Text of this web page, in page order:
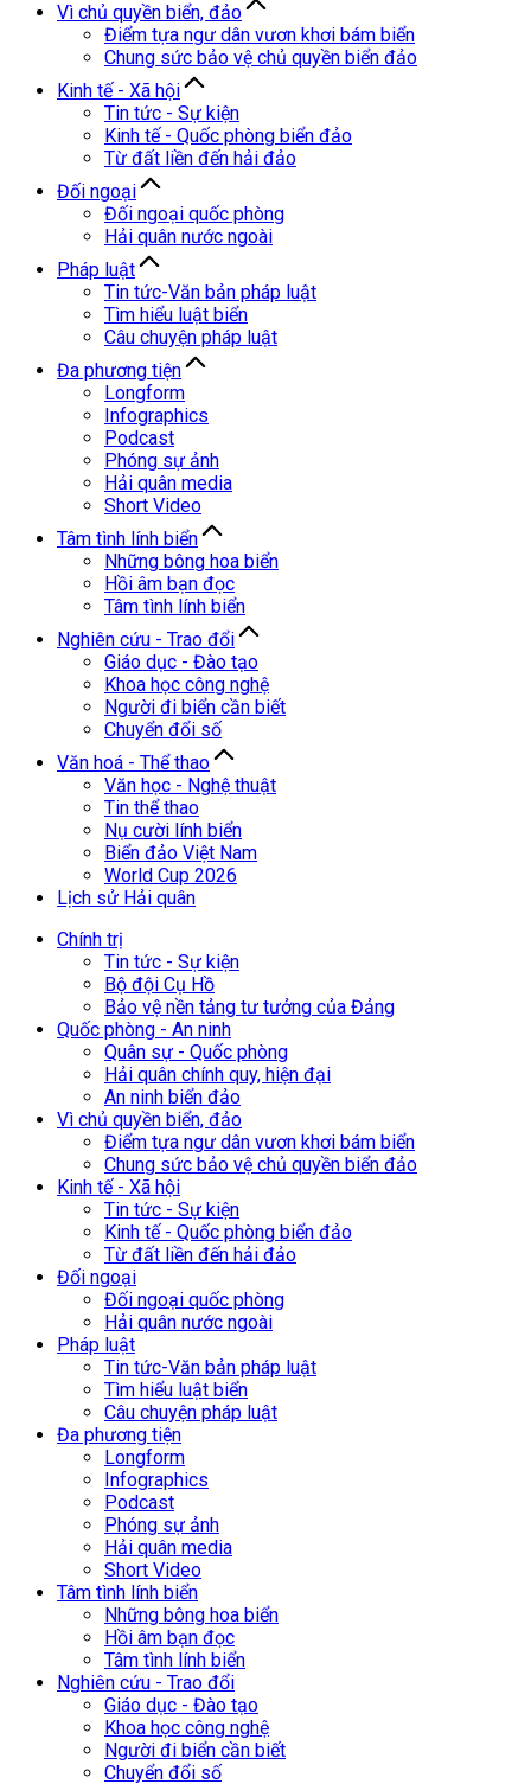
Vì chủ quyền biển, đảo
Điểm tựa ngư dân vươn khơi bám biển
Chung sức bảo vệ chủ quyền biển đảo
Kinh tế - Xã hội
Tin tức - Sự kiện
Kinh tế - Quốc phòng biển đảo
Từ đất liền đến hải đảo
Đối ngoại
Đối ngoại quốc phòng
Hải quân nước ngoài
Pháp luật
Tin tức-Văn bản pháp luật
Tìm hiểu luật biển
Câu chuyện pháp luật
Đa phương tiện
Longform
Infographics
Podcast
Phóng sự ảnh
Hải quân media
Short Video
Tâm tình lính biển
Những bông hoa biển
Hồi âm bạn đọc
Tâm tình lính biển
Nghiên cứu - Trao đổi
Giáo dục - Đào tạo
Khoa học công nghệ
Người đi biển cần biết
Chuyển đổi số
Văn hoá - Thể thao
Văn học - Nghệ thuật
Tin thể thao
Nụ cười lính biển
Biển đảo Việt Nam
World Cup 2026
Lịch sử Hải quân
Chính trị
Tin tức - Sự kiện
Bộ đội Cụ Hồ
Bảo vệ nền tảng tư tưởng của Đảng
Quốc phòng - An ninh
Quân sự - Quốc phòng
Hải quân chính quy, hiện đại
An ninh biển đảo
Vì chủ quyền biển, đảo
Điểm tựa ngư dân vươn khơi bám biển
Chung sức bảo vệ chủ quyền biển đảo
Kinh tế - Xã hội
Tin tức - Sự kiện
Kinh tế - Quốc phòng biển đảo
Từ đất liền đến hải đảo
Đối ngoại
Đối ngoại quốc phòng
Hải quân nước ngoài
Pháp luật
Tin tức-Văn bản pháp luật
Tìm hiểu luật biển
Câu chuyện pháp luật
Đa phương tiện
Longform
Infographics
Podcast
Phóng sự ảnh
Hải quân media
Short Video
Tâm tình lính biển
Những bông hoa biển
Hồi âm bạn đọc
Tâm tình lính biển
Nghiên cứu - Trao đổi
Giáo dục - Đào tạo
Khoa học công nghệ
Người đi biển cần biết
Chuyển đổi số